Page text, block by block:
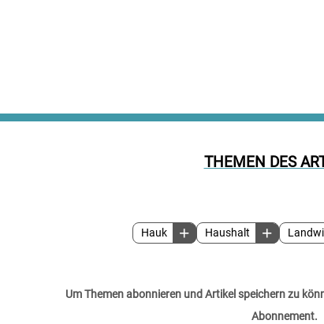
THEMEN DES
Hauk Haushalt
Um Themen abonnieren und Artikel speichern zu
Abonnement.